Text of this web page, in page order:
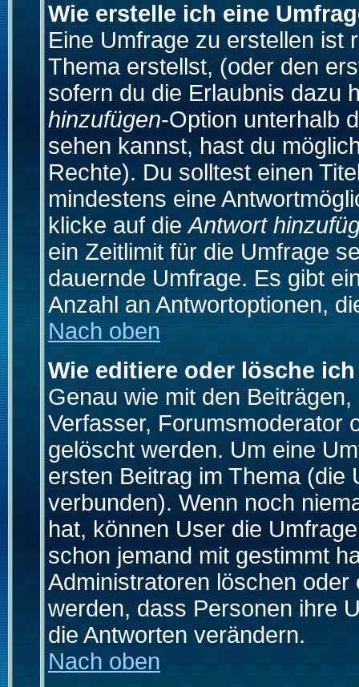
Wie erstelle ich eine
Eine Umfrage zu erstellen ist
Thema erstellst, (oder den
sofern du die Erlaubnis dazu
hinzufügen-Option unterhalb
sehen kannst, hast du
Rechte). Du solltest einen
mindestens eine
klicke auf dieAntwort
ein Zeitlimit für die Umfrage
dauernde Umfrage. Es gibt
Anzahl an Antwortoptionen,
Nach oben
Wie editiere oder lösche
Genau wie mit den
Verfasser, Forumsmoderator
gelöscht werden. Um eine
ersten Beitrag im Thema (die
verbunden). Wenn noch
hat, können User die
schon jemand mit gestimmt
Administratoren löschen
werden, dass Personen ihre
die Antworten verändern.
Nach oben